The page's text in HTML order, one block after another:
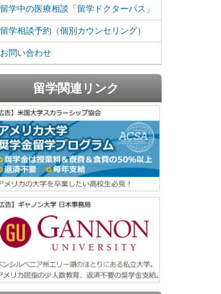
留学中の医療相談「留学ドクターパス」
留学相談予約（個別カウンセリング）
お問い合わせ
留学関連リンク